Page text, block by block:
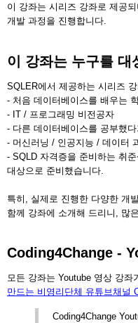
이 강좌는 시리즈 강좌로 제공
개발 과정을 진행합니다.
이 강좌는 누구를 대
SQLER에서 제공하는 시리즈 강
- 처음 데이터베이스를 배우는
- IT / 프로그래밍 비전공자
- 다른 데이터베이스를 공부했
- 머신러닝 / 인공지능 / 데이터
- SQLD 자격증을 준비하는 취준
대상으로 준비했습니다.
특히, 실제로 진행한 다양한 개
함께 강좌에 소개해 드리니, 많
Coding4Change -
모든 강좌는 Youtube 영상 강좌
만드는 비영리단체 유튜브채널
Coding4Change